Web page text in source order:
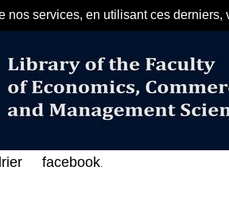
nos services, en utilisant ces
مرحبا بكم في الفهرس
facebook.